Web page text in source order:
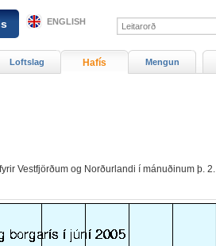
Vestfjörðum og Norðurlandi í mánuðinum þ. 2.
Loftslag Hafís Mengun
ENGLISH